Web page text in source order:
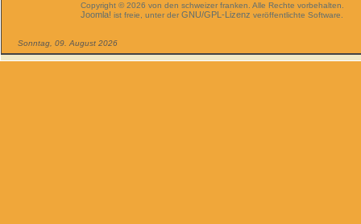
Copyright © 2026 von den schweizer franken. Alle Rechte vorbehalten.
Joomla! ist freie, unter der GNU/GPL-Lizenz veröffentlichte Software.
Sonntag, 09. August 2026